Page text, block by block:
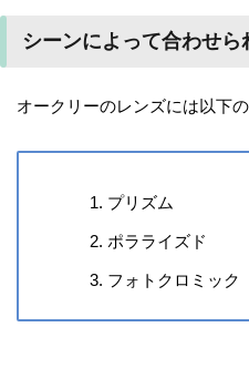
シーンによって合わせ
オークリーのレンズには以下
プリズム
ポラライズド
フォトクロミック